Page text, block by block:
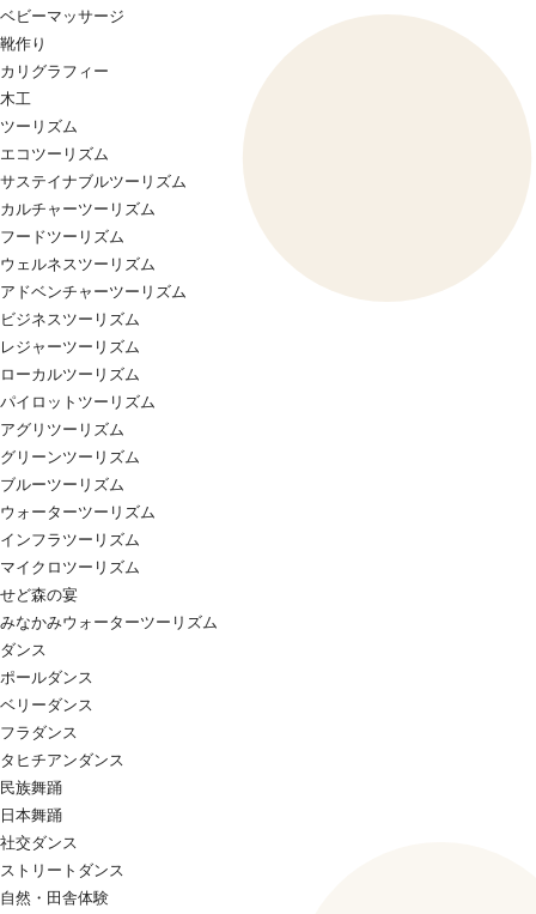
ベビーマッサージ
靴作り
カリグラフィー
木工
ツーリズム
エコツーリズム
サステイナブルツーリズム
カルチャーツーリズム
フードツーリズム
ウェルネスツーリズム
アドベンチャーツーリズム
ビジネスツーリズム
レジャーツーリズム
ローカルツーリズム
パイロットツーリズム
アグリツーリズム
グリーンツーリズム
ブルーツーリズム
ウォーターツーリズム
インフラツーリズム
マイクロツーリズム
せど森の宴
みなかみウォーターツーリズム
ダンス
ポールダンス
ベリーダンス
フラダンス
タヒチアンダンス
民族舞踊
日本舞踊
社交ダンス
ストリートダンス
自然・田舎体験